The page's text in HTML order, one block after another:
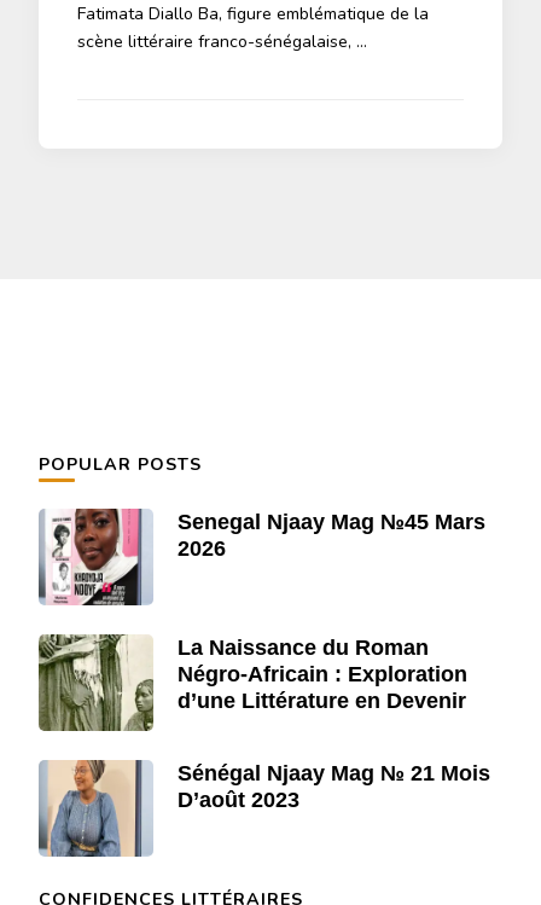
Fatimata Diallo Ba, figure emblématique de la
scène littéraire franco-sénégalaise, …
POPULAR POSTS
Senegal Njaay Mag №45 Mars
2026
La Naissance du Roman
Négro-Africain : Exploration
d’une Littérature en Devenir
Sénégal Njaay Mag № 21 Mois
D’août 2023
CONFIDENCES LITTÉRAIRES